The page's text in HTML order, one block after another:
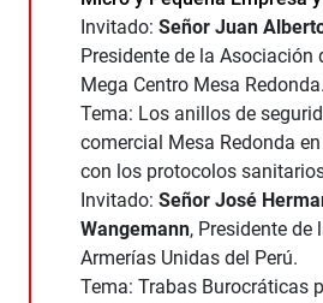
Invitado: Señor Juan
Presidente de la Asociación
Mega Centro Mesa Redonda.
Tema: Los anillos de
comercial Mesa Redonda
con los protocolos
Invitado: Señor José
Wangemann, Presidente de
Armerías Unidas del Perú.
Tema: Trabas Burocráticas